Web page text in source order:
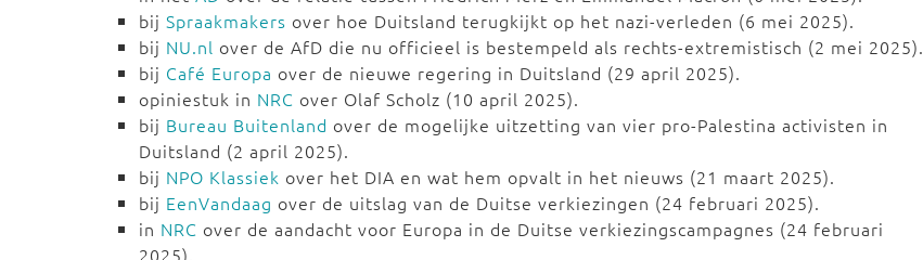
bij Spraakmakers over hoe Duitsland terugkijkt op het nazi-verleden (6 mei 2025).
bij NU.nl over de AfD die nu officieel is bestempeld als rechts-extremistisch (2 mei 2025).
bij Café Europa over de nieuwe regering in Duitsland (29 april 2025).
opiniestuk in NRC over Olaf Scholz (10 april 2025).
bij Bureau Buitenland over de mogelijke uitzetting van vier pro-Palestina activisten in
Duitsland (2 april 2025).
bij NPO Klassiek over het DIA en wat hem opvalt in het nieuws (21 maart 2025).
bij EenVandaag over de uitslag van de Duitse verkiezingen (24 februari 2025).
in NRC over de aandacht voor Europa in de Duitse verkiezingscampagnes (24 februari
2025).